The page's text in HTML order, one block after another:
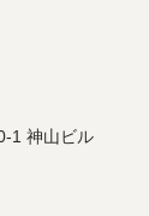
1 神山ビル